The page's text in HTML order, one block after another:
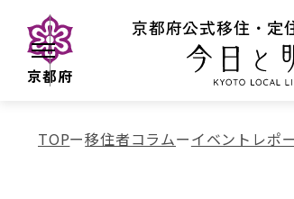
京都府公式移住・定
京都府
TOP 移住者コラム イベントレポ